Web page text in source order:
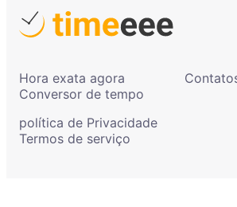
Hora exata agora
Conversor de tempo
política de Privacidade
Termos de serviço